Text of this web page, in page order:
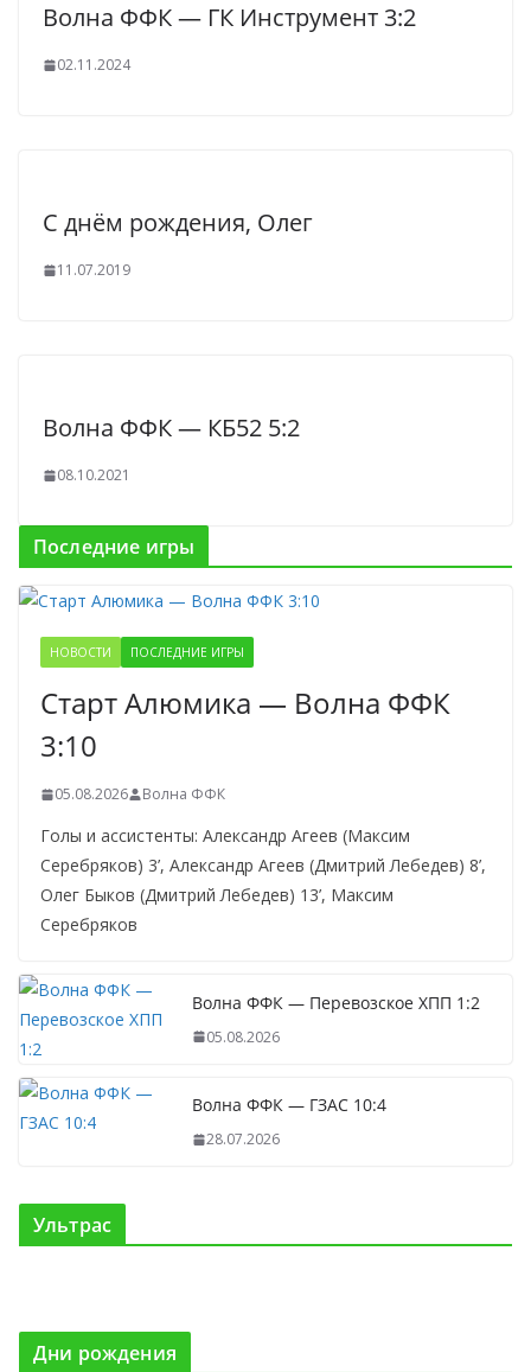
Волна ФФК — ГК Инструмент 3:2
02.11.2024
С днём рождения, Олег
11.07.2019
Волна ФФК — КБ52 5:2
08.10.2021
Последние игры
НОВОСТИ ПОСЛЕДНИЕ ИГРЫ
Старт Алюмика — Волна ФФК
3:10
05.08.2026 Волна ФФК
Голы и ассистенты: Александр Агеев (Максим
Серебряков) 3’, Александр Агеев (Дмитрий Лебедев) 8’,
Олег Быков (Дмитрий Лебедев) 13’, Максим
Серебряков
Волна ФФК — Перевозское ХПП 1:2
05.08.2026
Волна ФФК — ГЗАС 10:4
28.07.2026
Ультрас
Дни рождения